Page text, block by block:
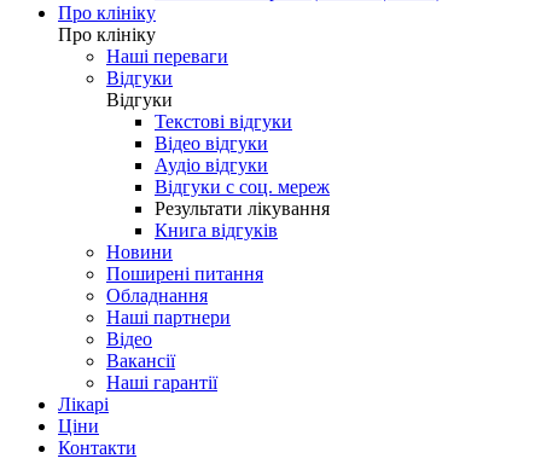
Про клініку
Про клініку
Наші переваги
Відгуки
Відгуки
Текстові відгуки
Відео відгуки
Аудіо відгуки
Відгуки с соц. мереж
Результати лікування
Книга відгуків
Новини
Поширені питання
Обладнання
Наші партнери
Відео
Вакансії
Наші гарантії
Лікарі
Ціни
Контакти